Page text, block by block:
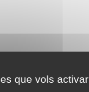
que vols activar